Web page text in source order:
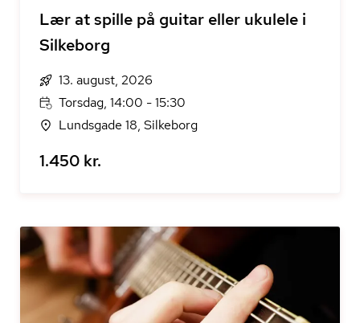
Lær at spille på guitar eller ukulele i
Silkeborg
13. august, 2026
Torsdag, 14:00 - 15:30
Lundsgade 18, Silkeborg
1.450 kr.